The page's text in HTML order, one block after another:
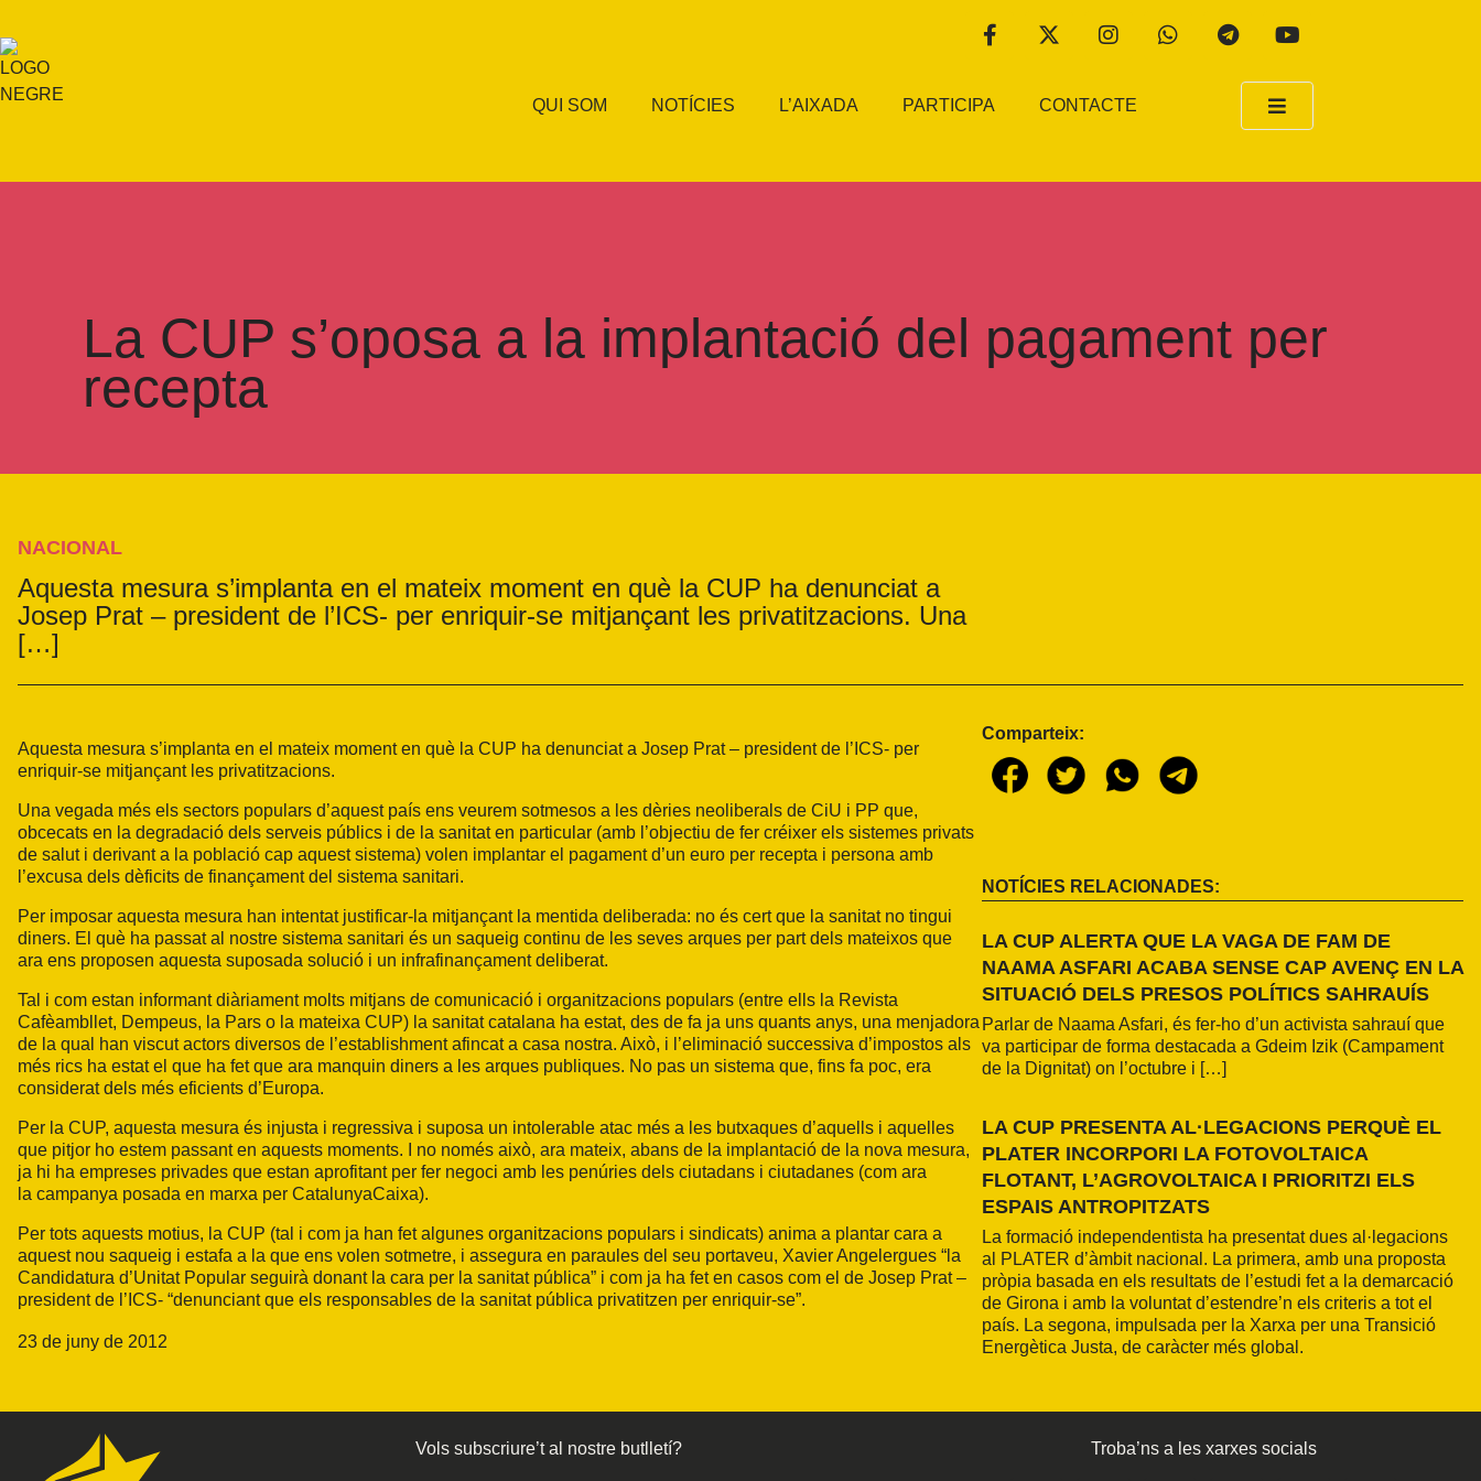
QUI SOM NOTÍCIES L’AIXADA PARTICIPA CONTACTE
La CUP s’oposa a la implantació del pagament per
recepta
NACIONAL
Aquesta mesura s’implanta en el mateix moment en què la CUP ha denunciat a
Josep Prat – president de l’ICS- per enriquir-se mitjançant les privatitzacions. Una
[…]
Aquesta mesura s’implanta en el mateix moment en què la CUP ha denunciat a Josep Prat – president de l’ICS- per
enriquir-se mitjançant les privatitzacions.
Una vegada més els sectors populars d’aquest país ens veurem sotmesos a les dèries neoliberals de CiU i PP que,
obcecats en la degradació dels serveis públics i de la sanitat en particular (amb l’objectiu de fer créixer els sistemes privats
de salut i derivant a la població cap aquest sistema) volen implantar el pagament d’un euro per recepta i persona amb
l’excusa dels dèficits de finançament del sistema sanitari.
Per imposar aquesta mesura han intentat justificar-la mitjançant la mentida deliberada: no és cert que la sanitat no tingui
diners. El què ha passat al nostre sistema sanitari és un saqueig continu de les seves arques per part dels mateixos que
ara ens proposen aquesta suposada solució i un infrafinançament deliberat.
Tal i com estan informant diàriament molts mitjans de comunicació i organitzacions populars (entre ells la Revista
Cafèambllet, Dempeus, la Pars o la mateixa CUP) la sanitat catalana ha estat, des de fa ja uns quants anys, una menjadora
de la qual han viscut actors diversos de l’establishment afincat a casa nostra. Això, i l’eliminació successiva d’impostos als
més rics ha estat el que ha fet que ara manquin diners a les arques publiques. No pas un sistema que, fins fa poc, era
considerat dels més eficients d’Europa.
Per la CUP, aquesta mesura és injusta i regressiva i suposa un intolerable atac més a les butxaques d’aquells i aquelles
que pitjor ho estem passant en aquests moments. I no només això, ara mateix, abans de la implantació de la nova mesura,
ja hi ha empreses privades que estan aprofitant per fer negoci amb les penúries dels ciutadans i ciutadanes (com ara
la campanya posada en marxa per CatalunyaCaixa).
Per tots aquests motius, la CUP (tal i com ja han fet algunes organitzacions populars i sindicats) anima a plantar cara a
aquest nou saqueig i estafa a la que ens volen sotmetre, i assegura en paraules del seu portaveu, Xavier Angelergues “la
Candidatura d’Unitat Popular seguirà donant la cara per la sanitat pública” i com ja ha fet en casos com el de Josep Prat –
president de l’ICS- “denunciant que els responsables de la sanitat pública privatitzen per enriquir-se”.
23 de juny de 2012
Comparteix:
NOTÍCIES RELACIONADES:
LA CUP ALERTA QUE LA VAGA DE FAM DE
NAAMA ASFARI ACABA SENSE CAP AVENÇ EN LA
SITUACIÓ DELS PRESOS POLÍTICS SAHRAUÍS
Parlar de Naama Asfari, és fer-ho d’un activista sahrauí que
va participar de forma destacada a Gdeim Izik (Campament
de la Dignitat) on l’octubre i […]
LA CUP PRESENTA AL·LEGACIONS PERQUÈ EL
PLATER INCORPORI LA FOTOVOLTAICA
FLOTANT, L’AGROVOLTAICA I PRIORITZI ELS
ESPAIS ANTROPITZATS
La formació independentista ha presentat dues al·legacions
al PLATER d’àmbit nacional. La primera, amb una proposta
pròpia basada en els resultats de l’estudi fet a la demarcació
de Girona i amb la voluntat d’estendre’n els criteris a tot el
país. La segona, impulsada per la Xarxa per una Transició
Energètica Justa, de caràcter més global.
Vols subscriure’t al nostre butlletí? Troba’ns a les xarxes socials